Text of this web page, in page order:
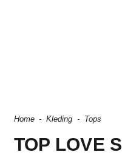
Home - Kleding - Tops
TOP LOVE